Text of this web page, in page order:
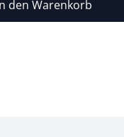
den Warenkorb